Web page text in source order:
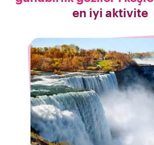
en iyi aktivite